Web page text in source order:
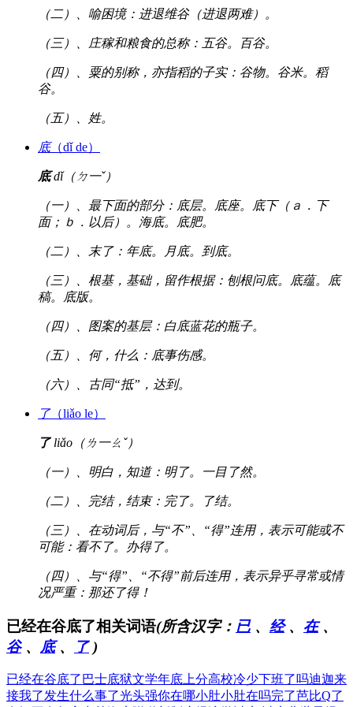
（二）、喻困境：进退维谷（进退两难）。
（三）、庄稼和粮食的总称：五谷。百谷。
（四）、粟的别称，亦指稻的子实：谷物。谷米。稻
谷。
（五）、姓。
底（dǐ de）
底dǐ（ㄉ一ˇ）
（一）、最下面的部分：底层。底座。底下（ａ．下
面；ｂ．以后）。海底。底肥。
（二）、末了：年底。月底。到底。
（三）、根基，基础，留作根据：刨根问底。底蕴。底
稿。底版。
（四）、图案的基层：白底蓝花的瓶子。
（五）、何，什么：底事伤感。
（六）、古同“抵”，达到。
了（liǎo le）
了liǎo（ㄌ一ㄠˇ）
（一）、明白，知道：明了。一目了然。
（二）、完结，结束：完了。了结。
（三）、在动词后，与“不”、“得”连用，表示可能或不
可能：看不了。办得了。
（四）、与“得”、“不得”前后连用，表示异乎寻常或情
况严重：那还了得！
已经在谷底了相关词语(所含汉字： 已、 经、 在、
谷、 底、 了)
已经在谷底了 巴士底狱文学年底上分高校冷少下班了吗迪迦来
接我了发生什么事了光头强你在哪小肚小肚在吗完了芭比Q了